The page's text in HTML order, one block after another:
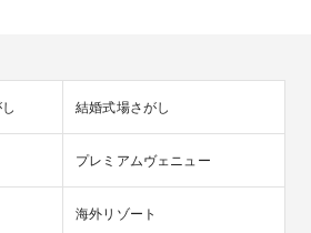
結婚式場さがし
プレミアムヴェニュー
海外リゾート